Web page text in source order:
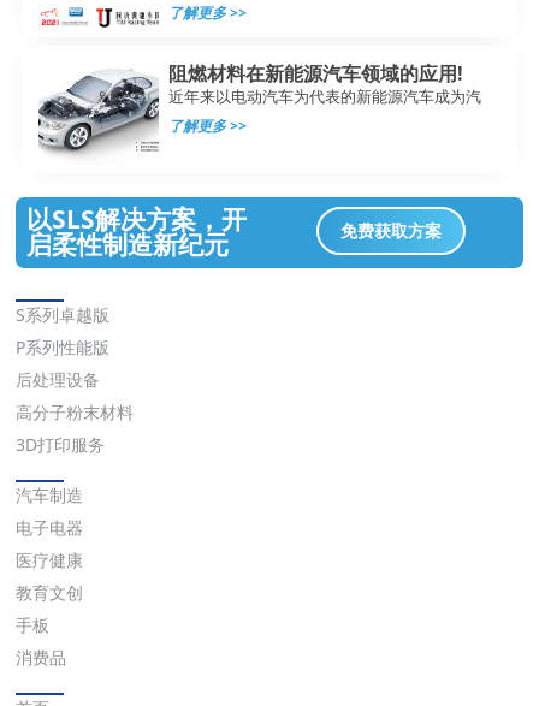
了解更多 >>
阻燃材料在新能源汽车领域的应用!
近年来以电动汽车为代表的新能源汽车成为汽
了解更多 >>
以SLS解决方案，开
启柔性制造新纪元 免费获取方案
S系列卓越版
P系列性能版
后处理设备
高分子粉末材料
3D打印服务
汽车制造
电子电器
医疗健康
教育文创
手板
消费品